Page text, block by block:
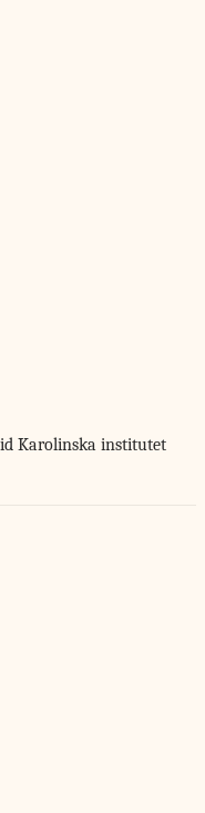
Karolinska institutet